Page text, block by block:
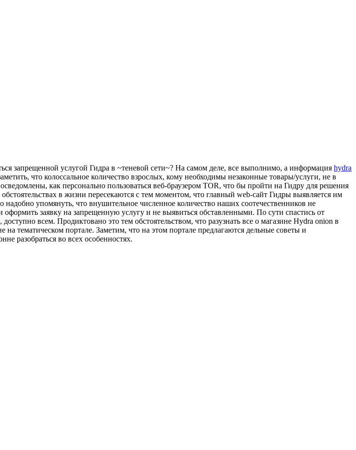
запрещенной услугой Гидра в ~теневой сети~? На самом деле, все выполнимо, а информация hydra
что колоссальное количество взрослых, кому необходимы незаконные товары/услуги, не в
как персонально пользоваться веб-браузером TOR, что бы пройти на Гидру для решения
в жизни пересекаются с тем моментом, что главный web-сайт Гидры выявляется им
упомянуть, что внушительное численное количество наших соотечественников не
заявку на запрещенную услугу и не выявиться обставленными. По сути спастись от
всем. Продиктовано это тем обстоятельством, что разузнать все о магазине Hydra onion в
тематическом портале. Заметим, что на этом портале предлагаются дельные советы и
разобраться во всех особенностях.